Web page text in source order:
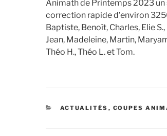
Animath de Printemps 2023
correction rapide d’environ
Baptiste, Benoît, Charles, Elie
Jean, Madeleine, Martin,
Théo H., Théo L. et Tom.
CATÉGORIES
ACTUALITÉS , COUPES